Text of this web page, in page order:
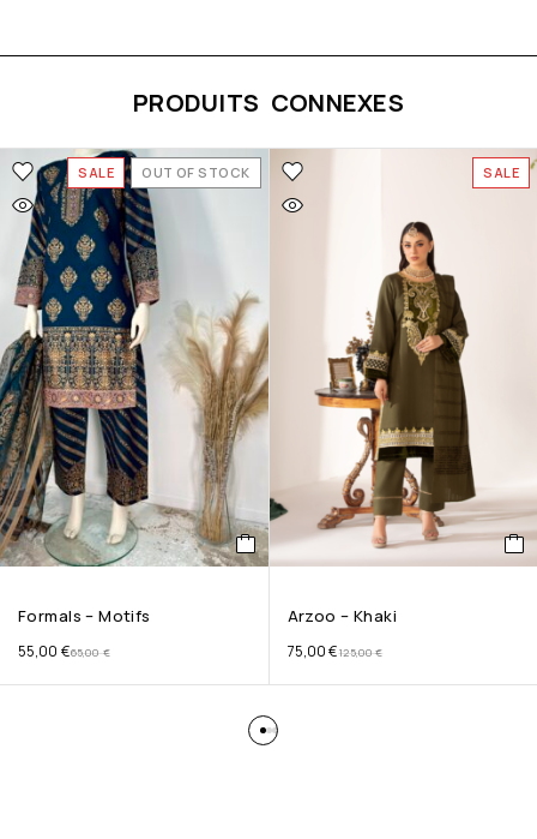
PRODUITS CONNEXES
SALE OUT OF STOCK
Formals – Motifs
65,00€
55,00 €
SALE
Arzoo – Khaki
125,00€
75,00€